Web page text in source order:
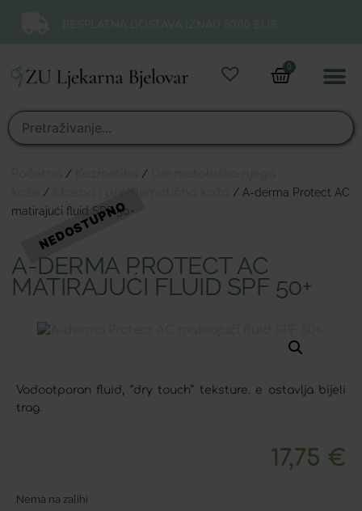
0
/ /
/
/ A-derma Protect AC
matirajući fluid SPF 50+
A-DERMA PROTECT AC
MATIRAJUĆI FLUID SPF 50+
Vodootporan fluid, “dry touch” teksture. e ostavlja bijeli
trag.
17,75 €
Nema na zalihi